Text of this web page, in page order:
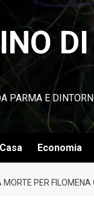
DI
PARMA E
Casa Economia
MORTE PER